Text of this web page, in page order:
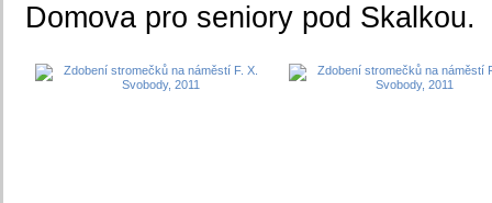
Domova pro seniory pod Skalkou.